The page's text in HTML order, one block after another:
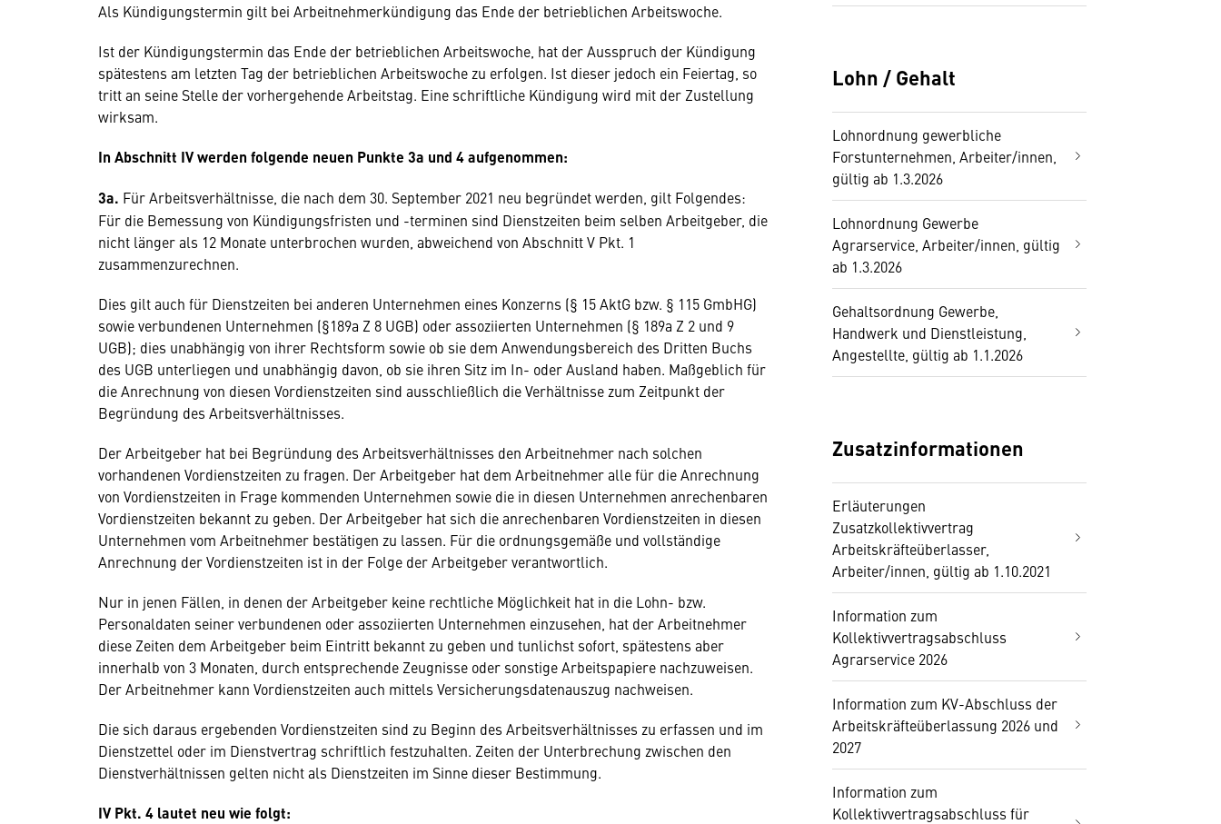
Als Kündigungstermin gilt bei Arbeitnehmerkündigung das Ende der betrieblichen Arbeitswoche.
Ist der Kündigungstermin das Ende der betrieblichen Arbeitswoche, hat der Ausspruch der Kündigung
spätestens am letzten Tag der betrieblichen Arbeitswoche zu erfolgen. Ist dieser jedoch ein Feiertag, so
tritt an seine Stelle der vorhergehende Arbeitstag. Eine schriftliche Kündigung wird mit der Zustellung
wirksam.
In Abschnitt IV werden folgende neuen Punkte 3a und 4 aufgenommen:
3a. Für Arbeitsverhältnisse, die nach dem 30. September 2021 neu begründet werden, gilt Folgendes:
Für die Bemessung von Kündigungsfristen und -terminen sind Dienstzeiten beim selben Arbeitgeber, die
nicht länger als 12 Monate unterbrochen wurden, abweichend von Abschnitt V Pkt. 1
zusammenzurechnen.
Dies gilt auch für Dienstzeiten bei anderen Unternehmen eines Konzerns (§ 15 AktG bzw. § 115 GmbHG)
sowie verbundenen Unternehmen (§189a Z 8 UGB) oder assoziierten Unternehmen (§ 189a Z 2 und 9
UGB); dies unabhängig von ihrer Rechtsform sowie ob sie dem Anwendungsbereich des Dritten Buchs
des UGB unterliegen und unabhängig davon, ob sie ihren Sitz im In- oder Ausland haben. Maßgeblich für
die Anrechnung von diesen Vordienstzeiten sind ausschließlich die Verhältnisse zum Zeitpunkt der
Begründung des Arbeitsverhältnisses.
Der Arbeitgeber hat bei Begründung des Arbeitsverhältnisses den Arbeitnehmer nach solchen
vorhandenen Vordienstzeiten zu fragen. Der Arbeitgeber hat dem Arbeitnehmer alle für die Anrechnung
von Vordienstzeiten in Frage kommenden Unternehmen sowie die in diesen Unternehmen anrechenbaren
Vordienstzeiten bekannt zu geben. Der Arbeitgeber hat sich die anrechenbaren Vordienstzeiten in diesen
Unternehmen vom Arbeitnehmer bestätigen zu lassen. Für die ordnungsgemäße und vollständige
Anrechnung der Vordienstzeiten ist in der Folge der Arbeitgeber verantwortlich.
Nur in jenen Fällen, in denen der Arbeitgeber keine rechtliche Möglichkeit hat in die Lohn- bzw.
Personaldaten seiner verbundenen oder assoziierten Unternehmen einzusehen, hat der Arbeitnehmer
diese Zeiten dem Arbeitgeber beim Eintritt bekannt zu geben und tunlichst sofort, spätestens aber
innerhalb von 3 Monaten, durch entsprechende Zeugnisse oder sonstige Arbeitspapiere nachzuweisen.
Der Arbeitnehmer kann Vordienstzeiten auch mittels Versicherungsdatenauszug nachweisen.
Die sich daraus ergebenden Vordienstzeiten sind zu Beginn des Arbeitsverhältnisses zu erfassen und im
Dienstzettel oder im Dienstvertrag schriftlich festzuhalten. Zeiten der Unterbrechung zwischen den
Dienstverhältnissen gelten nicht als Dienstzeiten im Sinne dieser Bestimmung.
IV Pkt. 4 lautet neu wie folgt:
Lohn / Gehalt
Lohnordnung gewerbliche
Forstunternehmen, Arbeiter/innen,
gültig ab 1.3.2026
Lohnordnung Gewerbe
Agrarservice, Arbeiter/innen, gültig
ab 1.3.2026
Gehaltsordnung Gewerbe,
Handwerk und Dienstleistung,
Angestellte, gültig ab 1.1.2026
Zusatzinformationen
Erläuterungen
Zusatzkollektivvertrag
Arbeitskräfteüberlasser,
Arbeiter/innen, gültig ab 1.10.2021
Information zum
Kollektivvertragsabschluss
Agrarservice 2026
Information zum KV-Abschluss der
Arbeitskräfteüberlassung 2026 und
2027
Information zum
Kollektivvertragsabschluss für